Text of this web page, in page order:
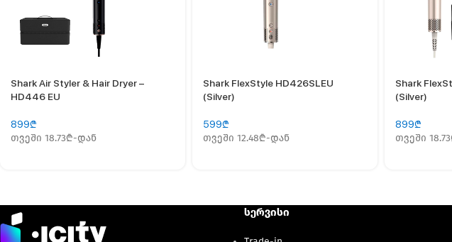
Shark Air Styler & Hair Dryer –
HD446 EU
899₾
თვეში 18.73₾-დან
Shark FlexStyle HD426SLEU
(Silver)
599₾
თვეში 12.48₾-დან
Shark
(Silver)
899₾
თვეში
სერვისი